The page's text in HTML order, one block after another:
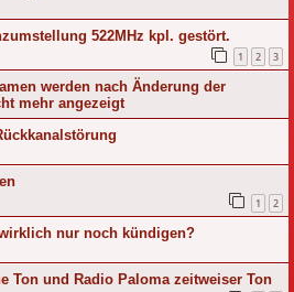
522MHz kpl. gestört.
1 2 3
werden nach Änderung der
mehr angezeigt
1 2
nur noch kündigen?
Ton und Radio Paloma zeitweiser Ton